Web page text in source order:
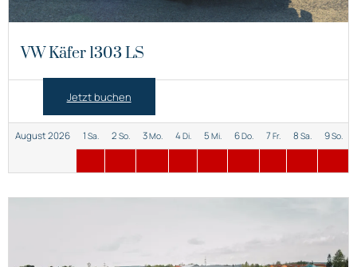
VW Käfer 1303 LS
Jetzt buchen
August 2026 1 Sa. 2 So. 3Mo. 4 Di. 5Mi. 6Do. 7 Fr. 8 Sa. 9So.